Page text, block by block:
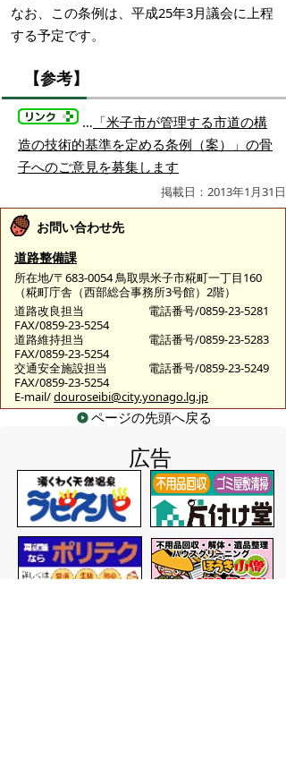
なお、この条例は、平成25年3月議会に上程
する予定です。
【参考】
… 「米子市が管理する市道の構
造の技術的基準を定める条例（案）」の骨
子へのご意見を募集します
掲載日：2013年1月31日
お問い合わせ先
道路整備課
所在地/〒683-0054 鳥取県米子市糀町一丁目160
（糀町庁舎（西部総合事務所3号館）2階）
道路改良担当
電話番号/0859-23-5281
FAX/0859-23-5254
道路維持担当
電話番号/0859-23-5283
FAX/0859-23-5254
交通安全施設担当
電話番号/0859-23-5249
FAX/0859-23-5254
E-mail/douroseibi@city.yonago.lg.jp
ページの先頭へ戻る
広告